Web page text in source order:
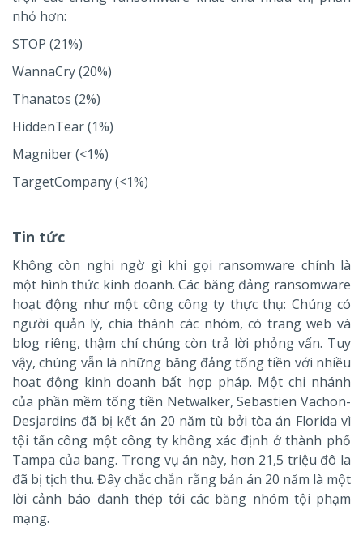
nhỏ hơn:
STOP (21%)
WannaCry (20%)
Thanatos (2%)
HiddenTear (1%)
Magniber (<1%)
TargetCompany (<1%)
Tin tức
Không còn nghi ngờ gì khi gọi ransomware chính là
một hình thức kinh doanh. Các băng đảng ransomware
hoạt động như một công công ty thực thụ: Chúng có
người quản lý, chia thành các nhóm, có trang web và
blog riêng, thậm chí chúng còn trả lời phỏng vấn. Tuy
vậy, chúng vẫn là những băng đảng tống tiền với nhiều
hoạt động kinh doanh bất hợp pháp. Một chi nhánh
của phần mềm tống tiền Netwalker, Sebastien Vachon-
Desjardins đã bị kết án 20 năm tù bởi tòa án Florida vì
tội tấn công một công ty không xác định ở thành phố
Tampa của bang. Trong vụ án này, hơn 21,5 triệu đô la
đã bị tịch thu. Đây chắc chắn rằng bản án 20 năm là một
lời cảnh báo đanh thép tới các băng nhóm tội phạm
mạng.